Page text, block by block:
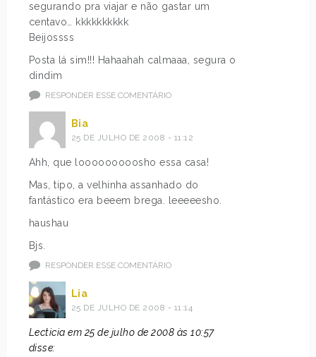
segurando pra viajar e não gastar um
centavo… kkkkkkkkkk
Beijossss
Posta lá sim!!! Hahaahah calmaaa, segura o
dindim
RESPONDER ESSE COMENTÁRIO
Bia
25 DE JULHO DE 2008 - 11:12
Ahh, que looooooooosho essa casa!
Mas, tipo, a velhinha assanhado do
fantástico era beeem brega. leeeeesho.
haushau
Bjs.
RESPONDER ESSE COMENTÁRIO
Lia
25 DE JULHO DE 2008 - 11:14
Lecticia em 25 de julho de 2008 às 10:57
disse: